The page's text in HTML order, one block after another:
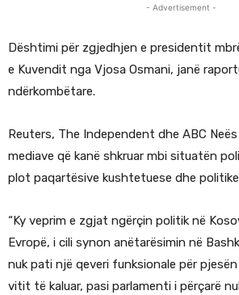
- Advertisement -
Dështimi për zgjedhjen e presidentit
e Kuvendit nga Vjosa Osmani, janë
ndërkombëtare.
Reuters, The Independent dhe ABC
mediave që kanë shkruar mbi situatën
plot paqartësive kushtetuese dhe
“Ky veprim e zgjat ngërçin politik në
Evropë, i cili synon anëtarësimin në
nuk pati një qeveri funksionale për
vitit të kaluar, pasi parlamenti i përçarë